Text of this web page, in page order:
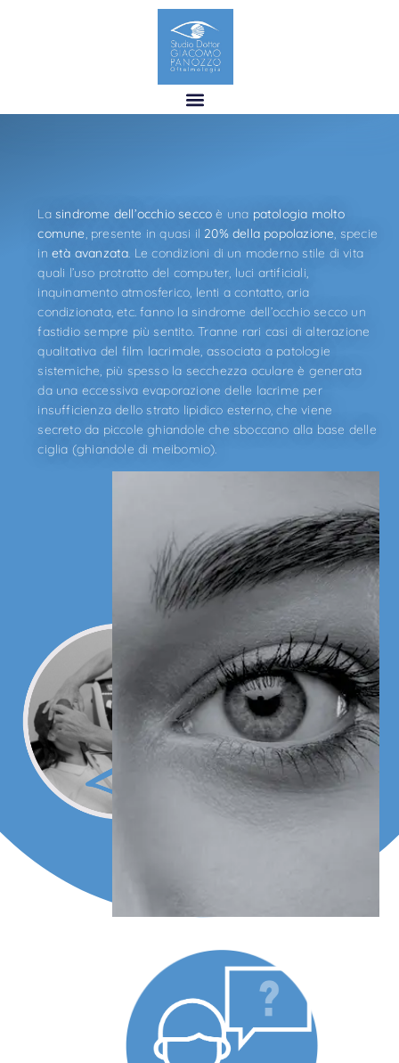
La sindrome dell’occhio secco è una patologia molto
comune, presente in quasi il 20% della popolazione, specie
in età avanzata. Le condizioni di un moderno stile di vita
quali l’uso protratto del computer, luci artificiali,
inquinamento atmosferico, lenti a contatto, aria
condizionata, etc. fanno la sindrome dell’occhio secco un
fastidio sempre più sentito. Tranne rari casi di alterazione
qualitativa del film lacrimale, associata a patologie
sistemiche, più spesso la secchezza oculare è generata
da una eccessiva evaporazione delle lacrime per
insufficienza dello strato lipidico esterno, che viene
secreto da piccole ghiandole che sboccano alla base delle
ciglia (ghiandole di meibomio).